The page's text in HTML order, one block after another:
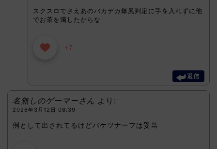
スクスロでさえあのバカデカ爆風判定に手を入れずに他
でお茶を濁したからな
+7
返信
名無しのゲーマーさん より:
2026年3月12日 08:39
例として出されてるけどバケツナーフは妥当